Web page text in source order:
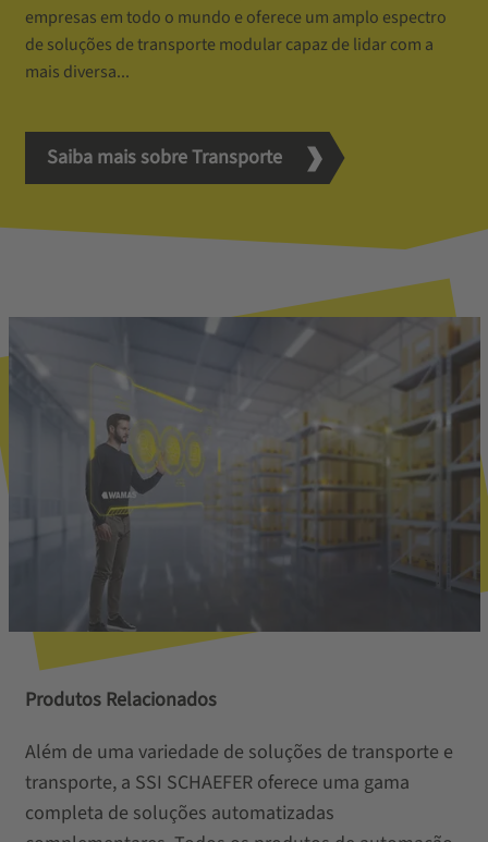
empresas em todo o mundo e oferece um amplo espectro
de soluções de transporte modular capaz de lidar com a
mais diversa...
Saiba mais sobre Transporte
Produtos Relacionados
Além de uma variedade de soluções de transporte e
transporte, a SSI SCHAEFER oferece uma gama
completa de soluções automatizadas